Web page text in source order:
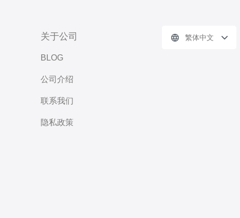
关于公司
BLOG
公司介绍
联系我们
隐私政策
繁体中文